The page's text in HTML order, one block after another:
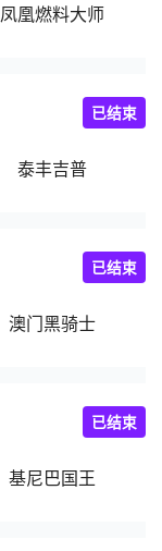
凤凰燃料大师
泰丰吉普
已结束
澳门黑骑士
已结束
基尼巴国王
已结束